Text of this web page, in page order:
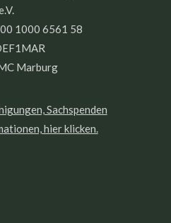
1000 6561 58
Marburg
Sachspenden
hier klicken.